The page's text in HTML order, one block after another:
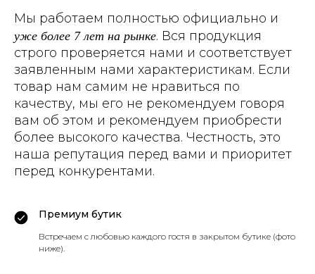
Мы работаем полностью официально и
уже более 7 лет на рынке. Вся продукция
строго проверяется нами и соответствует
заявленным нами характеристикам. Если
товар нам самим не нравиться по
качеству, мы его не рекомендуем говоря
вам об этом и рекомендуем приобрести
более высокого качества. Честность, это
наша репутация перед вами и приоритет
перед конкурентами.
Премиум бутик
Встречаем с любовью каждого гостя в закрытом бутике (фото
ниже).